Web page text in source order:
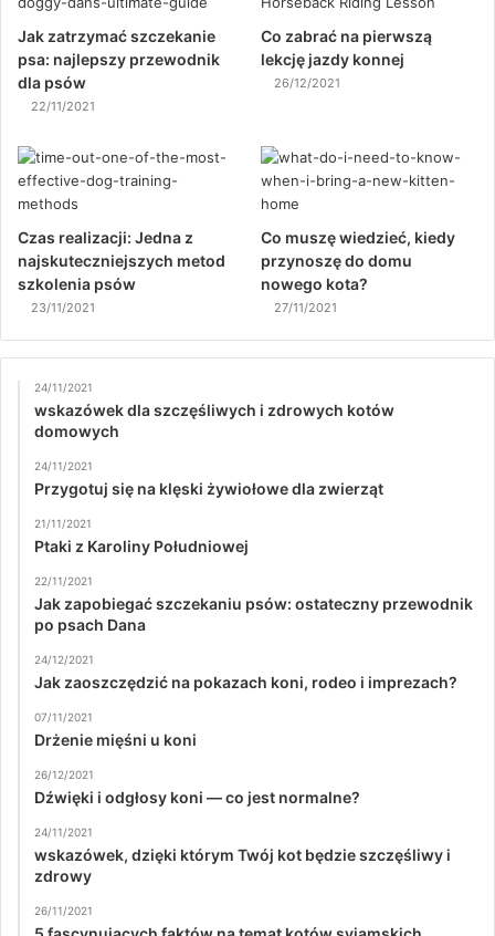
Jak zatrzymać szczekanie
psa: najlepszy przewodnik
dla psów
22/11/2021
Co zabrać na pierwszą
lekcję jazdy konnej
26/12/2021
Czas realizacji: Jedna z
najskuteczniejszych metod
szkolenia psów
23/11/2021
Co muszę wiedzieć, kiedy
przynoszę do domu
nowego kota?
27/11/2021
24/11/2021
wskazówek dla szczęśliwych i zdrowych kotów
domowych
24/11/2021
Przygotuj się na klęski żywiołowe dla zwierząt
21/11/2021
Ptaki z Karoliny Południowej
22/11/2021
Jak zapobiegać szczekaniu psów: ostateczny przewodnik
po psach Dana
24/12/2021
Jak zaoszczędzić na pokazach koni, rodeo i imprezach?
07/11/2021
Drżenie mięśni u koni
26/12/2021
Dźwięki i odgłosy koni — co jest normalne?
24/11/2021
wskazówek, dzięki którym Twój kot będzie szczęśliwy i
zdrowy
26/11/2021